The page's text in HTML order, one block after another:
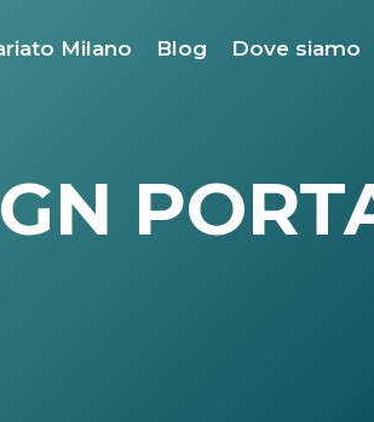
Milano Blog Dove siamo